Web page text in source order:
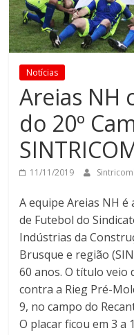
Notícias
Areias NH
do 20º
11/11/2019
A equipe Areias NH é
de Futebol do
Indústrias da
Brusque e região
60 anos. O título veio
contra a Rieg Pré-
9, no campo do
O placar ficou em 3 a